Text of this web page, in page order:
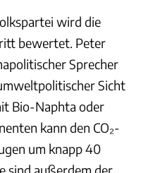
wird die
bewertet. Peter
Sprecher
Sicht
Bio-Naphta oder
kann den CO₂-
um knapp 40
sind außerdem der